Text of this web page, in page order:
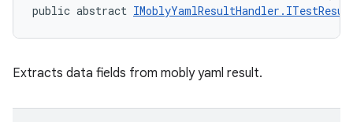
public abstract
Extracts data fields from mobly yaml result.